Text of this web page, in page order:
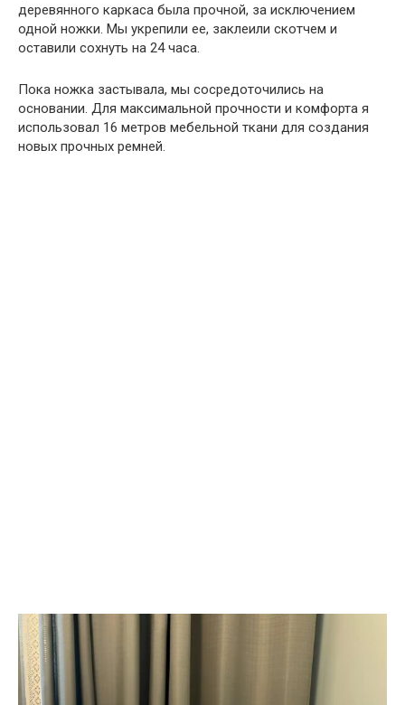
деревянного каркаса была прочной, за исключением
одной ножки. Мы укрепили ее, заклеили скотчем и
оставили сохнуть на 24 часа.
Пока ножка застывала, мы сосредоточились на
основании. Для максимальной прочности и комфорта я
использовал 16 метров мебельной ткани для создания
новых прочных ремней.